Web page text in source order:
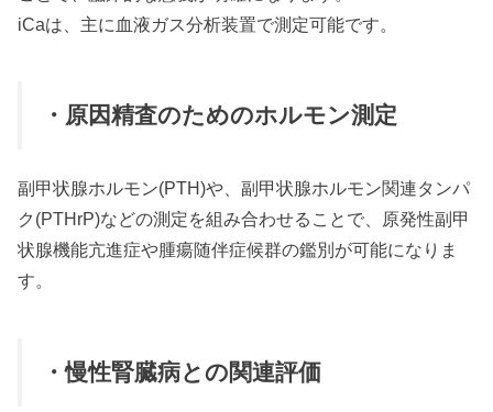
iCaは、主に血液ガス分析装置で測定可能です。
・原因精査のためのホルモン測定
副甲状腺ホルモン(PTH)や、副甲状腺ホルモン関連タンパ
ク(PTHrP)などの測定を組み合わせることで、原発性副甲
状腺機能亢進症や腫瘍随伴症候群の鑑別が可能になりま
す。
・慢性腎臓病との関連評価